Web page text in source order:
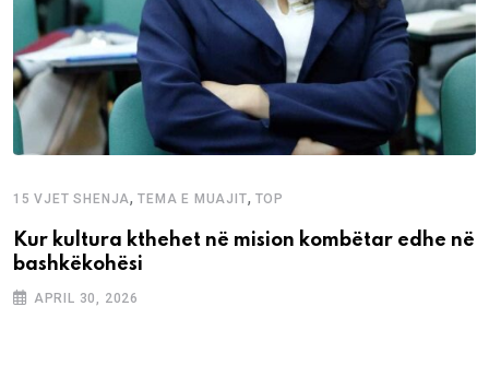
15 VJET SHENJA,TEMA E MUAJIT, TOP
Kur kultura kthehet në mision kombëtar edhe në
bashkëkohësi
APRIL 30, 2026